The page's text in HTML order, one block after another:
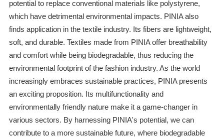
potential to replace conventional materials like polystyrene,
which have detrimental environmental impacts. PINIA also
finds application in the textile industry. Its fibers are lightweight,
soft, and durable. Textiles made from PINIA offer breathability
and comfort while being biodegradable, thus reducing the
environmental footprint of the fashion industry. As the world
increasingly embraces sustainable practices, PINIA presents
an exciting proposition. Its multifunctionality and
environmentally friendly nature make it a game-changer in
various sectors. By harnessing PINIA's potential, we can
contribute to a more sustainable future, where biodegradable